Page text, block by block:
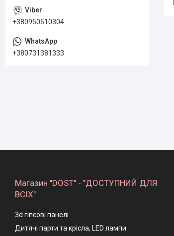
+380950510304
+380731381333
Магазин "DOST" - "ДОСТУПНИЙ ДЛЯ
ВСІХ"
3d гіпсові панелі
Дитячі парти та крісла, LED лампи